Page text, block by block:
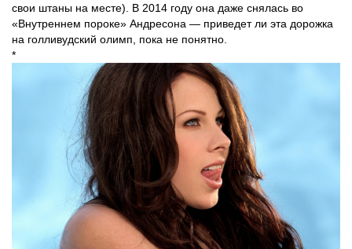
свои штаны на месте). В 2014 году она даже снялась во
«Внутреннем пороке» Андресона — приведет ли эта дорожка
на голливудский олимп, пока не понятно.
*